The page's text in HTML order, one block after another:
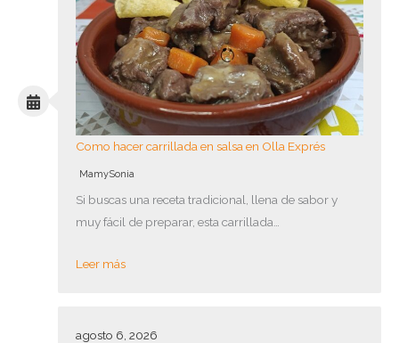
Como hacer carrillada en salsa en Olla Exprés
MamySonia
Si buscas una receta tradicional, llena de sabor y
muy fácil de preparar, esta carrillada…
Leer más
agosto 6, 2026